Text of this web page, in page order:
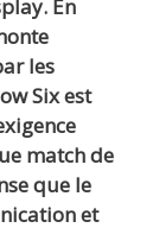
En
les
Six est
match de
que le
et